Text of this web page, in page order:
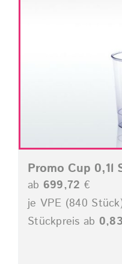
Promo Cup 0,1l
ab 699,72 €
je VPE (840
Stückpreis ab 0,83